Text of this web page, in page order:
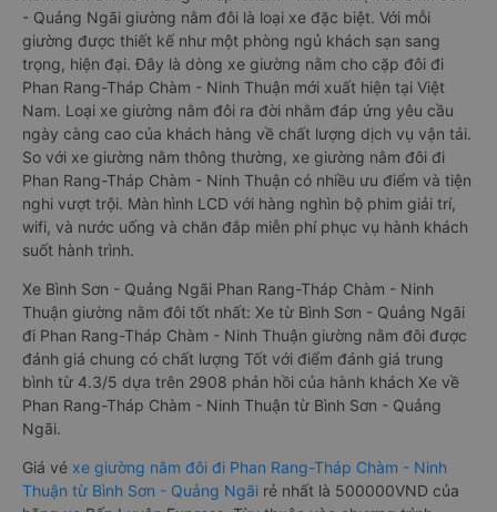
- Quảng Ngãi giường nằm đôi là loại xe đặc biệt. Với mỗi
giường được thiết kế như một phòng ngủ khách sạn sang
trọng, hiện đại. Đây là dòng xe giường nằm cho cặp đôi đi
Phan Rang-Tháp Chàm - Ninh Thuận mới xuất hiện tại Việt
Nam. Loại xe giường nằm đôi ra đời nhằm đáp ứng yêu cầu
ngày càng cao của khách hàng về chất lượng dịch vụ vận tải.
So với xe giường nằm thông thường, xe giường nằm đôi đi
Phan Rang-Tháp Chàm - Ninh Thuận có nhiều ưu điểm và tiện
nghi vượt trội. Màn hình LCD với hàng nghìn bộ phim giải trí,
wifi, và nước uống và chăn đắp miễn phí phục vụ hành khách
suốt hành trình.
Xe Bình Sơn - Quảng Ngãi Phan Rang-Tháp Chàm - Ninh
Thuận giường nằm đôi tốt nhất: Xe từ Bình Sơn - Quảng Ngãi
đi Phan Rang-Tháp Chàm - Ninh Thuận giường nằm đôi được
đánh giá chung có chất lượng Tốt với điểm đánh giá trung
bình từ 4.3/5 dựa trên 2908 phản hồi của hành khách Xe về
Phan Rang-Tháp Chàm - Ninh Thuận từ Bình Sơn - Quảng
Ngãi.
Giá vé xe giường nằm đôi đi Phan Rang-Tháp Chàm - Ninh
Thuận từ Bình Sơn - Quảng Ngãi rẻ nhất là 500000VND của